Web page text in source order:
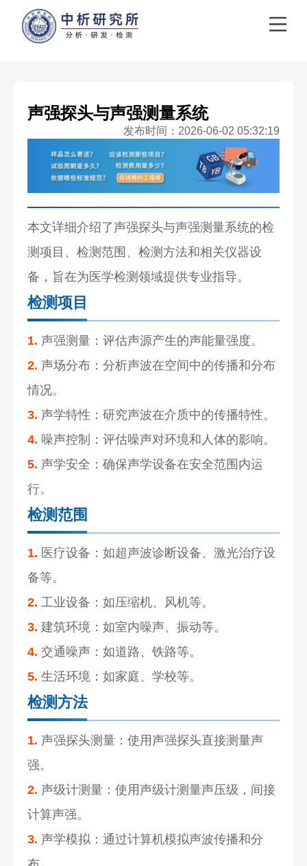
声强探头与声强测量系统
发布时间：2026-06-02 05:32:19
本文详细介绍了声强探头与声强测量系统的检
测项目、检测范围、检测方法和相关仪器设
备，旨在为医学检测领域提供专业指导。
检测项目
1. 声强测量：评估声源产生的声能量强度。
2. 声场分布：分析声波在空间中的传播和分布
情况。
3. 声学特性：研究声波在介质中的传播特性。
4. 噪声控制：评估噪声对环境和人体的影响。
5. 声学安全：确保声学设备在安全范围内运
行。
检测范围
1. 医疗设备：如超声波诊断设备、激光治疗设
备等。
2. 工业设备：如压缩机、风机等。
3. 建筑环境：如室内噪声、振动等。
4. 交通噪声：如道路、铁路等。
5. 生活环境：如家庭、学校等。
检测方法
1. 声强探头测量：使用声强探头直接测量声
强。
2. 声级计测量：使用声级计测量声压级，间接
计算声强。
3. 声学模拟：通过计算机模拟声波传播和分